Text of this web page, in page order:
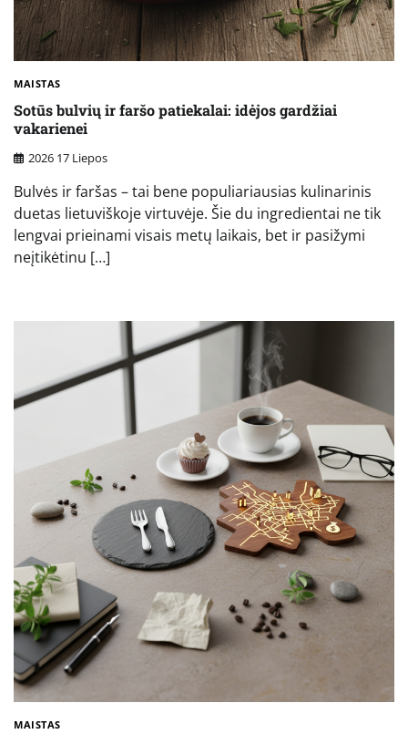
MAISTAS
Sotūs bulvių ir faršo patiekalai: idėjos gardžiai
vakarienei
2026 17 Liepos
Bulvės ir faršas – tai bene populiariausias kulinarinis
duetas lietuviškoje virtuvėje. Šie du ingredientai ne tik
lengvai prieinami visais metų laikais, bet ir pasižymi
neįtikėtinu […]
MAISTAS